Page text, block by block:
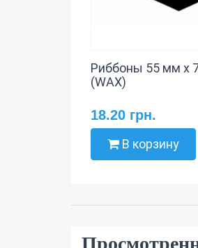
Риббоны 55 мм х
(WAX)
18.20 грн.
В корзину